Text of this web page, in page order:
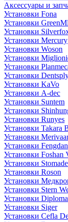
Аксессуары и
Установки Fona
Установки
Установки
Установки Mercury
Установки Woson
Установки
Установки
Установки
Установки KaVo
Установки A-dec
Установки Suntem
Установки
Установки Runyes
Установки Takara
Установки
Установки Fengdan
Установки Foshan
Установки
Установки Roson
Установки
Установки Stern
Установки
Установки Siger
Установки Cefla